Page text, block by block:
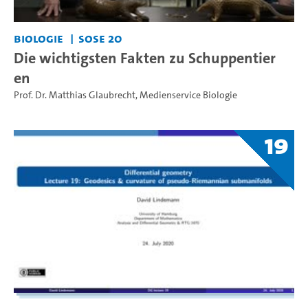
Biologie SoSe 20
Die wichtigsten Fakten zu Schuppentier
en
Prof. Dr. Matthias Glaubrecht,Medienservice Biologie
19